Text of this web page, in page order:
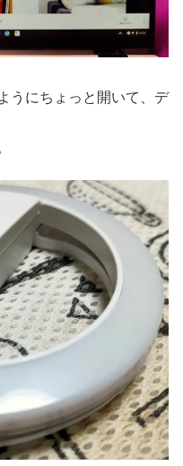
うにちょっと開いて、デ